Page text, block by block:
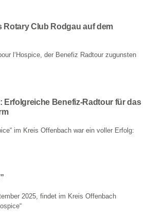
Rotary Club Rodgau auf dem
l‘Hospice, der Benefiz Radtour zugunsten
Erfolgreiche Benefiz-Radtour für das
im Kreis Offenbach war ein voller Erfolg:
2025, findet im Kreis Offenbach